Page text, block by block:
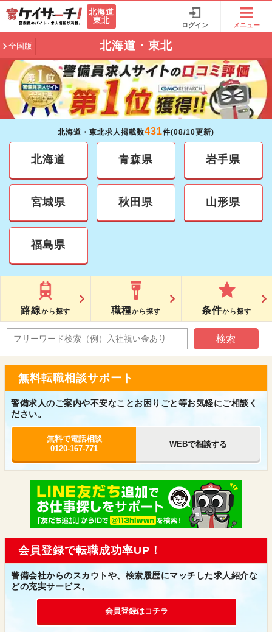
北海道
東北
ログイン メニュー
全国版 北海道・東北
北海道・東北求人掲載数431件(08/10更新)
北海道 青森県 岩手県
宮城県 秋田県 山形県
福島県
路線から探す 職種から探す 条件から探す
無料転職相談サポート
警備求人のご案内や不安なことお困りごと等お気軽にご相談く
ださい。
無料で電話相談
0120-167-771
WEBで相談する
会員登録で転職成功率UP！
警備会社からのスカウトや、検索履歴にマッチした求人紹介な
どの充実サービス。
会員登録はコチラ